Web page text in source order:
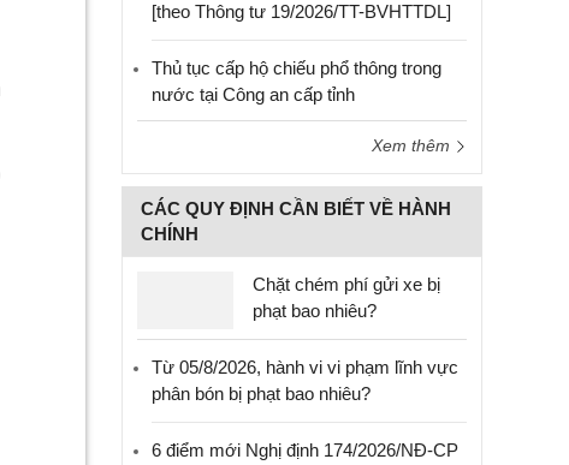
[theo Thông tư 19/2026/TT-BVHTTDL]
Thủ tục cấp hộ chiếu phổ thông trong
nước tại Công an cấp tỉnh
Xem thêm
CÁC QUY ĐỊNH CẦN BIẾT VỀ HÀNH
CHÍNH
Chặt chém phí gửi xe bị
phạt bao nhiêu?
Từ 05/8/2026, hành vi vi phạm lĩnh vực
phân bón bị phạt bao nhiêu?
6 điểm mới Nghị định 174/2026/NĐ-CP